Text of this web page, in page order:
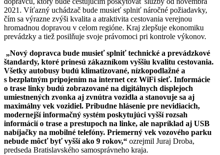
2021. Víťazný uchádzač bude musieť splniť náročné požiadavky,
čím sa výrazne zvýši kvalita a atraktivita cestovania verejnou
hromadnou dopravou v celom regióne. Kraj zlepšuje ekonomiku
prevádzky a tiež posilňuje svoje právomoci pri kontrole výkonov.
„Nový dopravca bude musieť splniť technické a prevádzkové
štandardy, ktoré prinesú zákazníkom vyššiu kvalitu cestovania.
Všetky autobusy budú klimatizované, nízkopodlažné a
s bezplatným pripojením na internet cez WiFi sieť. Informácie
o trase linky budú zobrazované na digitálnych displejoch
umiestnených zvonka aj zvnútra vozidla a stanovuje sa aj
maximálny vek vozidiel. Pribudne hlásenie pre nevidiacich,
modernejší informačný systém poskytujúci vyšší rozsah
informácií o trase a prestupoch na linke, ale napríklad aj USB
nabíjačky na mobilné telefóny. Priemerný vek vozového parku
nebude môcť byť vyšší ako 9 rokov,“ ozrejmil Juraj Droba,
predseda Bratislavského samosprávneho kraja.